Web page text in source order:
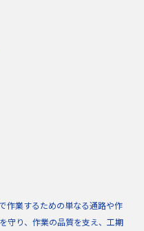
作業するための単なる通路や作
守り、作業の品質を支え、工期